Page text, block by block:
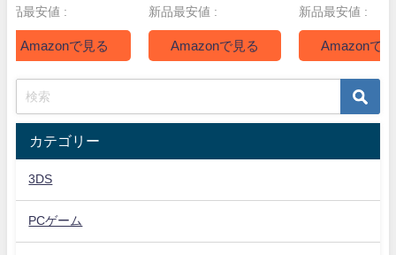
品最安値 :
Amazonで見る
新品最安値 :
Amazonで見る
新品最安値 :
Amazonで
カテゴリー
3DS
PCゲーム